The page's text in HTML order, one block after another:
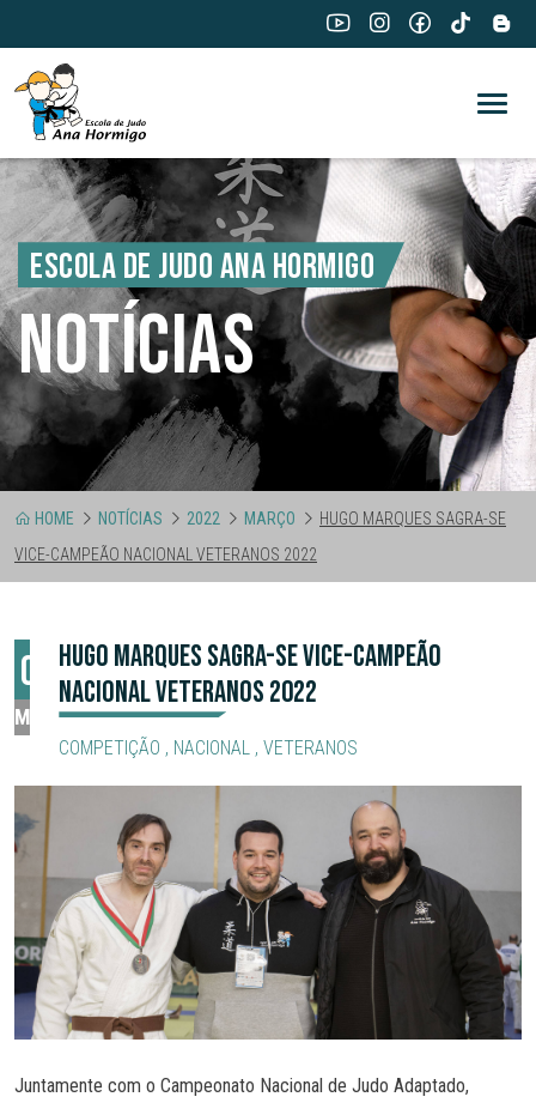
ESCOLA DE JUDO ANA HORMIGO
NOTÍCIAS
HOME NOTÍCIAS 2022 MARÇO
HUGO MARQUES SAGRA-SE
VICE-CAMPEÃO NACIONAL VETERANOS 2022
06
MAR
HUGO MARQUES SAGRA-SE VICE-CAMPEÃO
NACIONAL VETERANOS 2022
COMPETIÇÃO , NACIONAL ,VETERANOS
Juntamente com o Campeonato Nacional de Judo Adaptado,